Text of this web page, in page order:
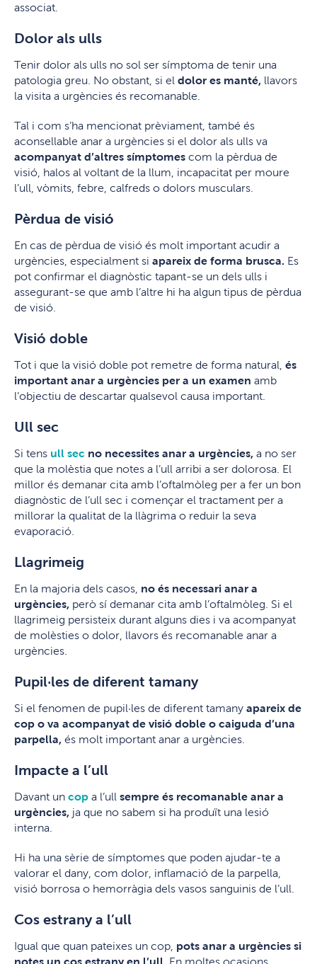
associat.
Dolor als ulls
Tenir dolor als ulls no sol ser símptoma de tenir una
patologia greu. No obstant, si el dolor es manté, llavors
la visita a urgències és recomanable.
Tal i com s’ha mencionat prèviament, també és
aconsellable anar a urgències si el dolor als ulls va
acompanyat d’altres símptomes com la pèrdua de
visió, halos al voltant de la llum, incapacitat per moure
l’ull, vòmits, febre, calfreds o dolors musculars.
Pèrdua de visió
En cas de pèrdua de visió és molt important acudir a
urgències, especialment si apareix de forma brusca. Es
pot confirmar el diagnòstic tapant-se un dels ulls i
assegurant-se que amb l’altre hi ha algun tipus de pèrdua
de visió.
Visió doble
Tot i que la visió doble pot remetre de forma natural, és
important anar a urgències per a un examen amb
l’objectiu de descartar qualsevol causa important.
Ull sec
Si tens ull sec no necessites anar a urgències, a no ser
que la molèstia que notes a l’ull arribi a ser dolorosa. El
millor és demanar cita amb l’oftalmòleg per a fer un bon
diagnòstic de l’ull sec i començar el tractament per a
millorar la qualitat de la llàgrima o reduir la seva
evaporació.
Llagrimeig
En la majoria dels casos, no és necessari anar a
urgències, però sí demanar cita amb l’oftalmòleg. Si el
llagrimeig persisteix durant alguns dies i va acompanyat
de molèsties o dolor, llavors és recomanable anar a
urgències.
Pupil·les de diferent tamany
Si el fenomen de pupil·les de diferent tamany apareix de
cop o va acompanyat de visió doble o caiguda d’una
parpella, és molt important anar a urgències.
Impacte a l’ull
Davant un cop a l’ull sempre és recomanable anar a
urgències, ja que no sabem si ha produït una lesió
interna.
Hi ha una sèrie de símptomes que poden ajudar-te a
valorar el dany, com dolor, inflamació de la parpella,
visió borrosa o hemorràgia dels vasos sanguinis de l’ull.
Cos estrany a l’ull
Igual que quan pateixes un cop, pots anar a urgències si
notes un cos estrany en l’ull.
En moltes ocasions,